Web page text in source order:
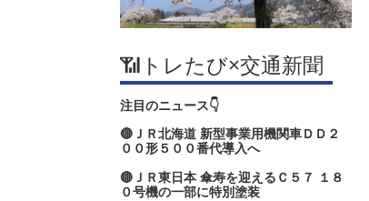
📶トレたび×交通新聞
注目のニュース👇
🔴ＪＲ北海道 新型事業用機関車ＤＤ２
００形５００番代導入へ
🔴ＪＲ東日本 傘寿を迎えるＣ５７ １８
０号機の一部に特別塗装